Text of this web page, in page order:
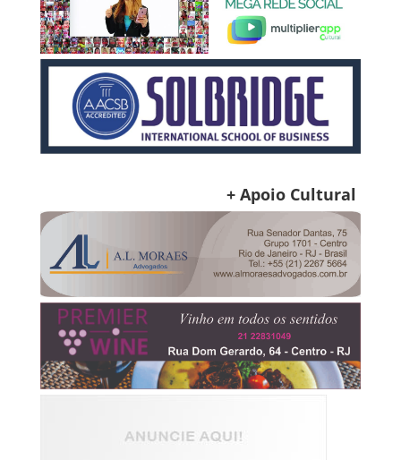
+ Apoio Cultural